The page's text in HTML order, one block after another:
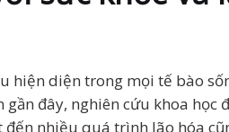
diện trong mọi tế bào
đây, nghiên cứu khoa học
nhiều quá trình lão hóa